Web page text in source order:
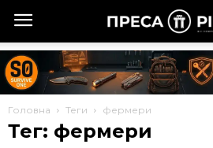
Головна Теги фермери
Тег: фермери